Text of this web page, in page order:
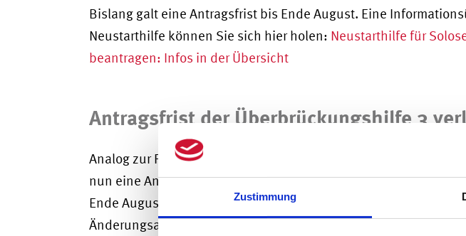
Zustimmung
Bislang galt eine Antragsfrist bis Ende August. Eine
Neustarthilfe können Sie sich hier holen: Neustarthilfe für
beantragen: Infos in der Übersicht
Antragsfrist der Überbrückungshilfe 3
Analog zur Fristverlängerung bei der Neustarthilfe gilt auch für
nun eine Antragsfrist bis 31. Oktober 2021. Ursprünglich galt
Ende August. Die neue Frist gilt für Erstanträge ebenso wie für
Änderungsanträge. Eine grundlegende Informationsübersicht